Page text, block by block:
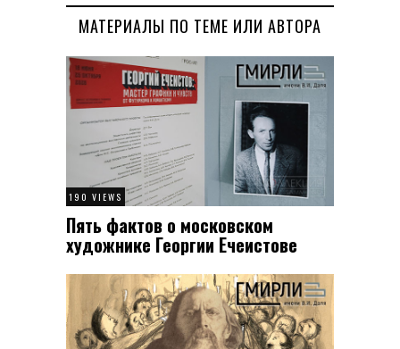
МАТЕРИАЛЫ ПО ТЕМЕ ИЛИ АВТОРА
190 VIEWS
Пять фактов о московском
художнике Георгии Ечеистове